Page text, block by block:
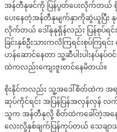
အန်တီနုဖင်ကို ပြန်ပွတ်ပေးလိုက်တယ် စို
ပေးနေတဲ့အန်တီနုမျက်နှာကိုဆွဲယူပြီ
လိုက်တယ် ဒေါ်နုနုရှိန်လည်း ပြန်စုပ်ရ
ခြင်းနှစ်ဦးသားကလိကြရင်းစုပ်ကြ
ဟန်ဆောင်နေတာ သူ့ဆီပါးပါးနပ်
ထဲကလည်းကျေးဇူးတင်နေမိတယ်။
စိုးနိုင်ကလည်း သူ့အဒေါ်စိတ်ထဲက အရာ
ဆုပ်ကိုင်ရင်း အပြန်ပြန်အလှန်လှန် လက်
သူက အန်တီနုလို့ စိတ်ထဲကခေါ်တဲ့အန
လေးလို့နှစ်ချက်ပြန်ကုပ်တယ် သေချာ